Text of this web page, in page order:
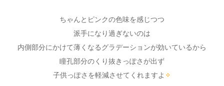
ちゃんとピンクの色味を感じつつ
派手になり過ぎないのは
内側部分にかけて薄くなるグラデーションが効いているから
瞳孔部分のくり抜きっぽさが出ず
子供っぽさを軽減させてくれますよ ✧